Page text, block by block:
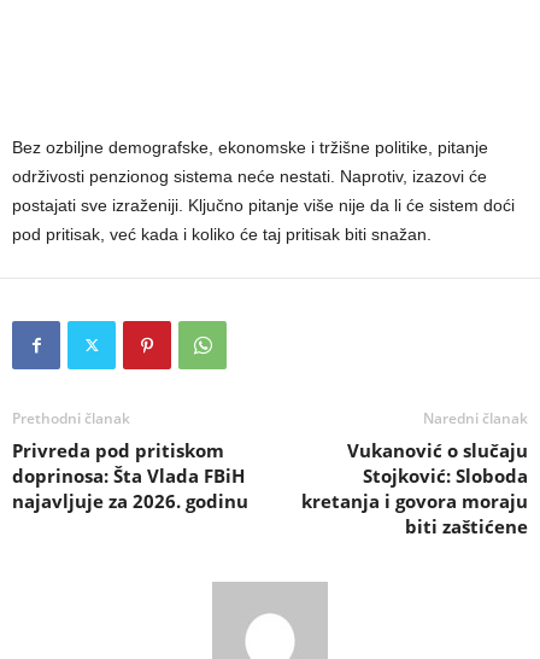
Bez ozbiljne demografske, ekonomske i tržišne politike, pitanje
održivosti penzionog sistema neće nestati. Naprotiv, izazovi će
postajati sve izraženiji. Ključno pitanje više nije da li će sistem doći
pod pritisak, već kada i koliko će taj pritisak biti snažan.
Prethodni članak
Privreda pod pritiskom
doprinosa: Šta Vlada FBiH
najavljuje za 2026. godinu
Naredni članak
Vukanović o slučaju
Stojković: Sloboda
kretanja i govora moraju
biti zaštićene